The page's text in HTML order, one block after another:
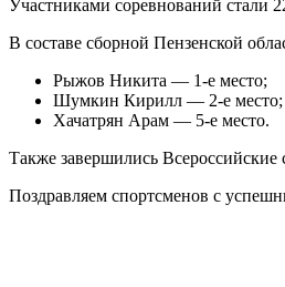
Участниками соревнований стали
В составе сборной Пензенской
Рыжов Никита — 1-е место;
Шумкин Кирилл — 2-е место;
Хачатрян Арам — 5-е место.
Также завершились Всероссийские
Поздравляем спортсменов с